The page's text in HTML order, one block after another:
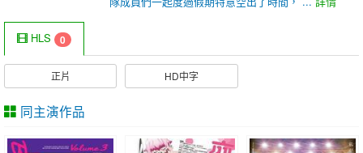
HLS 0
正片 HD中字
同主演作品